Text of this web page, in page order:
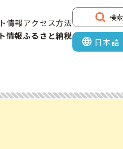
情報アクセス方法
情報ふるさと納税
検索
表示言語を選択